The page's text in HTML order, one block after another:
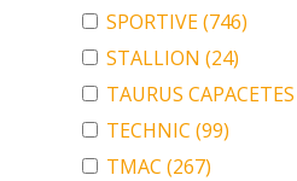
SPORTIVE(746)
STALLION (24)
TAURUS CAPACETES
TECHNIC (99)
TMAC (267)